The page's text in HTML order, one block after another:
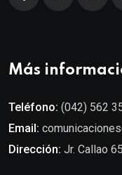
Más
Teléfono: (042) 562
Email:
Dirección: Jr. Callao